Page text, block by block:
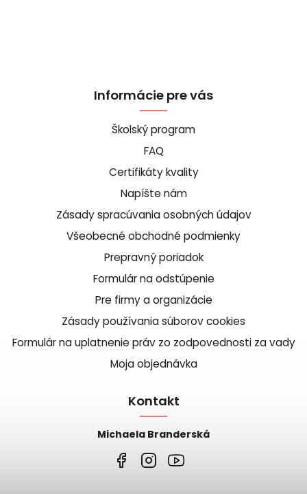
Informácie pre vás
Školský program
FAQ
Certifikáty kvality
Napíšte nám
Zásady spracúvania osobných údajov
Všeobecné obchodné podmienky
Prepravný poriadok
Formulár na odstúpenie
Pre firmy a organizácie
Zásady používania súborov cookies
Formulár na uplatnenie práv zo zodpovednosti za vady
Moja objednávka
Kontakt
Michaela Branderská